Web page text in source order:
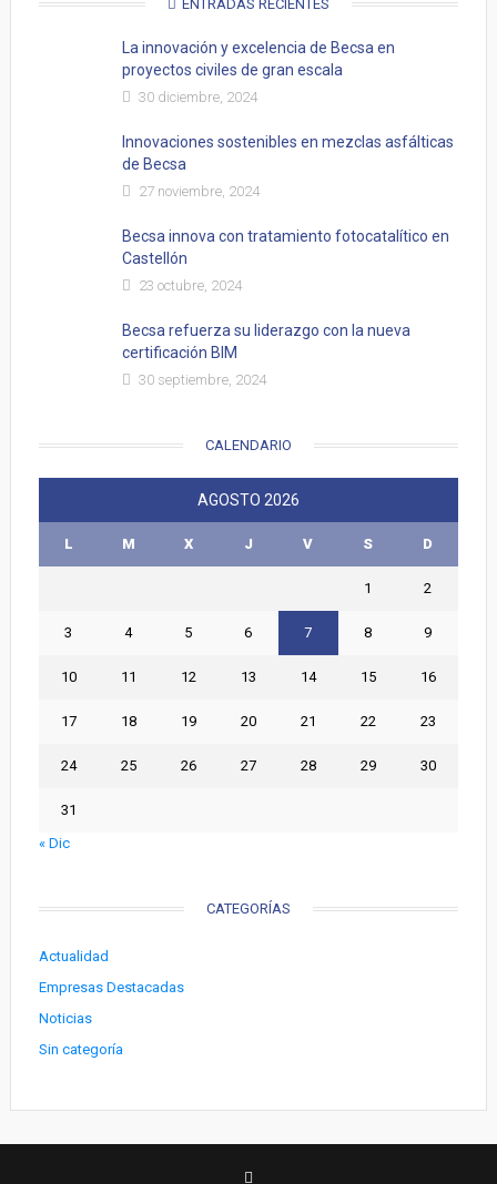
ENTRADAS RECIENTES
La innovación y excelencia de Becsa en
proyectos civiles de gran escala
30 diciembre, 2024
Innovaciones sostenibles en mezclas asfálticas
de Becsa
27 noviembre, 2024
Becsa innova con tratamiento fotocatalítico en
Castellón
23 octubre, 2024
Becsa refuerza su liderazgo con la nueva
certificación BIM
30 septiembre, 2024
CALENDARIO
AGOSTO 2026
L M X J V S D
1 2
3 4 5 6 7 8 9
10 11 12 13 14 15 16
17 18 19 20 21 22 23
24 25 26 27 28 29 30
31
« Dic
CATEGORÍAS
Actualidad
Empresas Destacadas
Noticias
Sin categoría